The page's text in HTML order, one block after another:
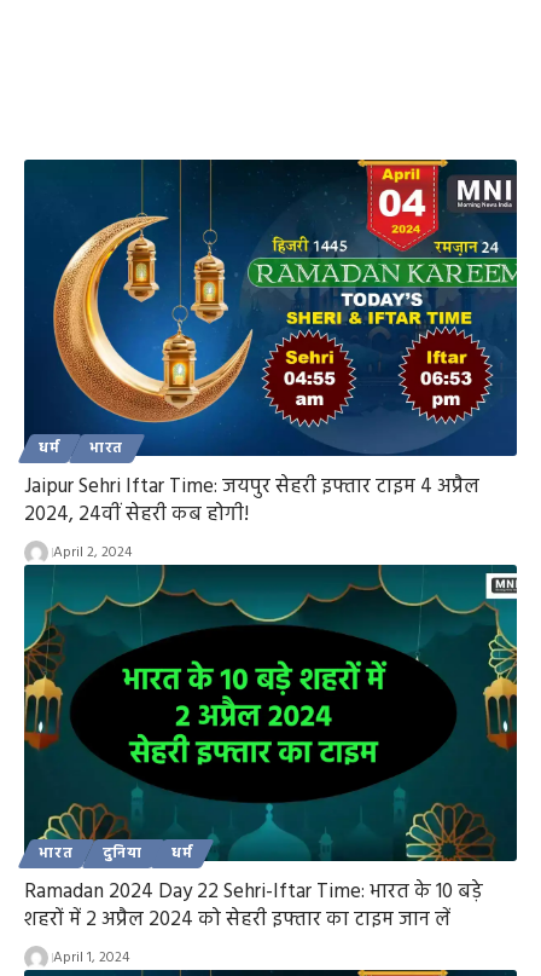
धर्म भारत
Jaipur Sehri Iftar Time: जयपुर सेहरी इफ्तार टाइम 4 अप्रैल
2024, 24वीं सेहरी कब होगी!
April 2, 2024
भारत दुनिया धर्म
Ramadan 2024 Day 22 Sehri-Iftar Time: भारत के 10 बड़े
शहरों में 2 अप्रैल 2024 को सेहरी इफ्तार का टाइम जान लें
April 1, 2024